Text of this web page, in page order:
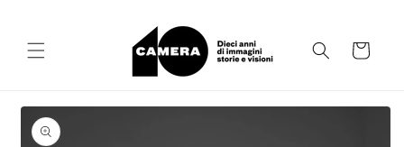
Carrello
Passa alle
informazioni
sul prodotto